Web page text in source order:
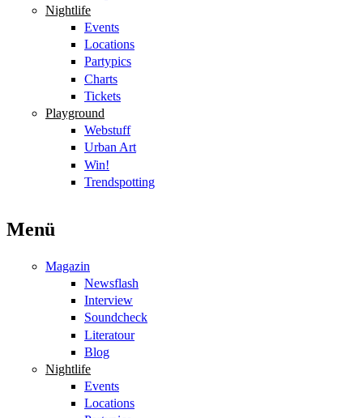
Nightlife
Events
Locations
Partypics
Charts
Tickets
Playground
Webstuff
Urban Art
Win!
Trendspotting
Menü
Magazin
Newsflash
Interview
Soundcheck
Literatour
Blog
Nightlife
Events
Locations